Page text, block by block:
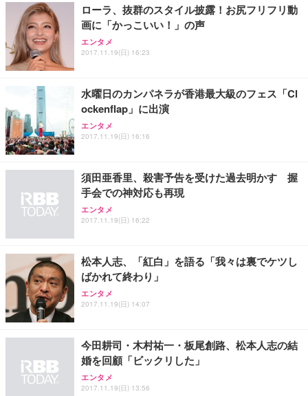
ローラ、抜群のスタイル披露！お尻フリフリ動
画に「かっこいい！」の声
エンタメ
2017.11.19(日) 16:23
水曜日のカンパネラが香港最大級のフェス「Cl
ockenflap」に出演
エンタメ
2017.11.19(日) 16:16
須田亜香里、殺害予告を受けた過去明かす 握
手会での神対応も再現
エンタメ
2017.11.19(日) 16:22
松本人志、「紅白」を語る「我々は裏でケツし
ばかれて終わり」
エンタメ
2017.11.19(日) 14:07
今田耕司・木村祐一・板尾創路、松本人志の結
婚を回顧「ビックリした」
エンタメ
2017.11.19(日) 13:56